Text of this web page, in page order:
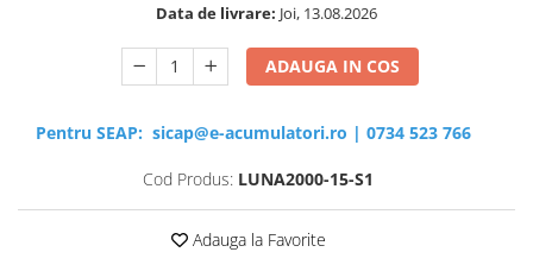
Data de livrare: Joi, 13.08.2026
ADAUGA IN COS
Pentru SEAP: sicap@e-acumulatori.ro | 0734 523 766
Cod Produs: LUNA2000-15-S1
Adauga la Favorite